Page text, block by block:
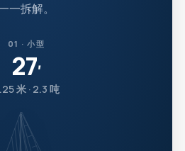
一拆解。
01 · 小型
27′
米 · 2.3 吨